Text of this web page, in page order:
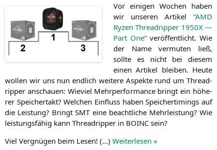
Vor eini­gen Wochen haben
wir unse­ren Arti­kel “AMD
Ryzen Thre­ad­rip­per 1950X—
Part One”ver­öf­fent­licht. Wie
der Name ver­mu­ten ließ,
soll­te es nicht bei die­sem
einen Arti­kel blei­ben. Heu­te
wol­len wir uns nun end­lich wei­te­re Aspek­te rund um Thre­ad­
rip­per anschau­en: Wie­viel Mehr­per­for­mance bringt ein höhe­
rer Spei­cher­takt? Wel­chen Ein­fluss haben Spei­cher­ti­mings auf
die Leis­tung? BringtSMTeine beacht­li­che Mehr­leis­tung? Wie
leis­tungs­fä­hig kann Thre­ad­rip­per in BOINC sein?
Viel Ver­gnü­gen beim Lesen! (…) Wei­ter­le­sen »